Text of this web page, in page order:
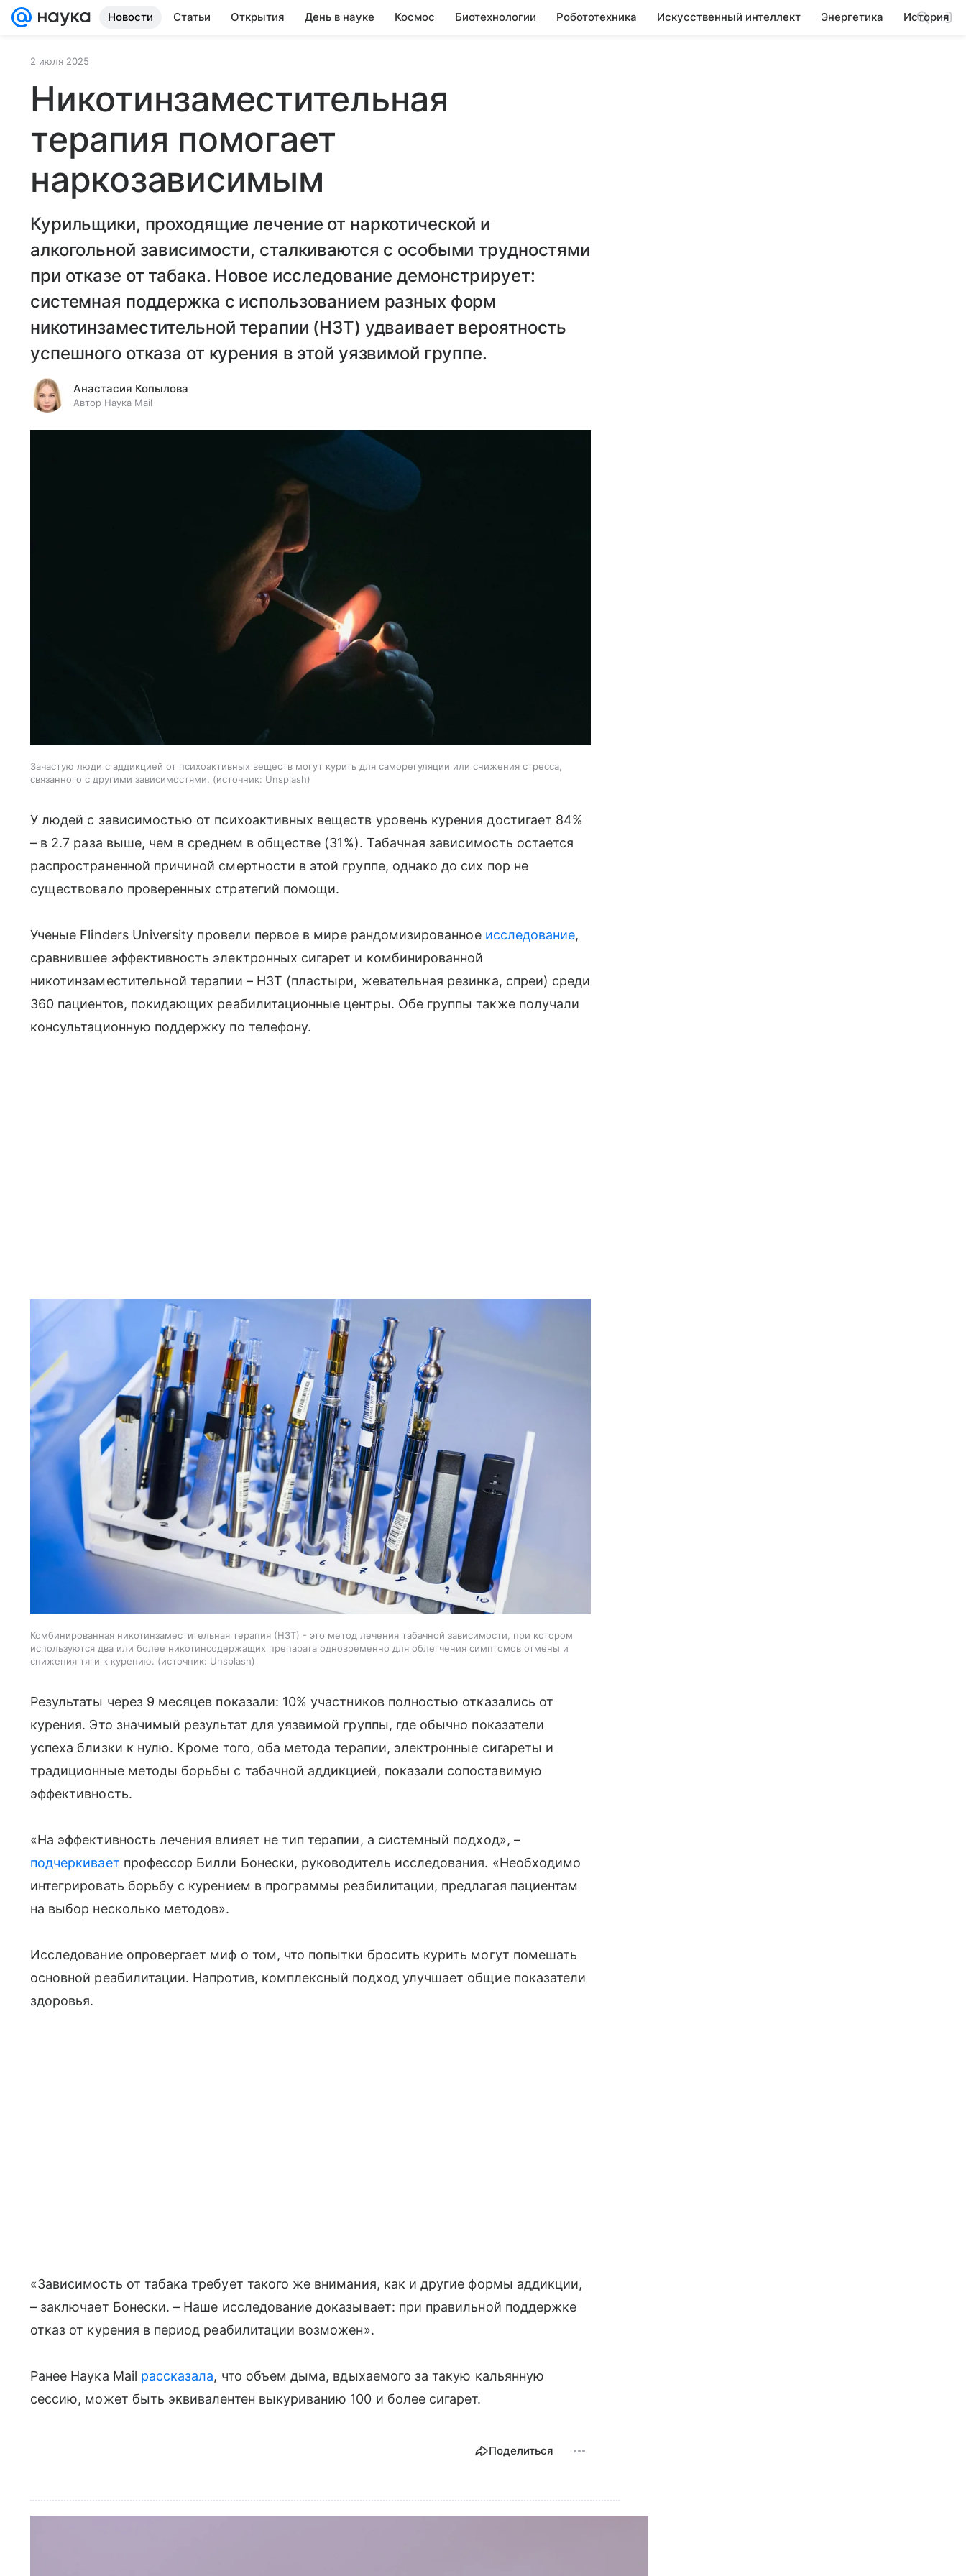
Новости Статьи Открытия День в науке Космос Биотехнологии Робототехника Искусственный интеллект Энергетика История
2 июля 2025
Никотинзаместительная
терапия помогает
наркозависимым
Курильщики, проходящие лечение от наркотической и
алкогольной зависимости, сталкиваются с особыми трудностями
при отказе от табака. Новое исследование демонстрирует:
системная поддержка с использованием разных форм
никотинзаместительной терапии (НЗТ) удваивает вероятность
успешного отказа от курения в этой уязвимой группе.
Анастасия Копылова
Автор Наука Mail
Зачастую люди с аддикцией от психоактивных веществ могут курить для саморегуляции или снижения стресса,
связанного с другими зависимостями.
источник: Unsplash
У людей с зависимостью от психоактивных веществ уровень курения достигает 84%
– в 2.7 раза выше, чем в среднем в обществе (31%). Табачная зависимость остается
распространенной причиной смертности в этой группе, однако до сих пор не
существовало проверенных стратегий помощи.
Ученые Flinders University провели первое в мире рандомизированное исследование,
сравнившее эффективность электронных сигарет и комбинированной
никотинзаместительной терапии – НЗТ (пластыри, жевательная резинка, спреи) среди
360 пациентов, покидающих реабилитационные центры. Обе группы также получали
консультационную поддержку по телефону.
Комбинированная никотинзаместительная терапия (НЗТ) - это метод лечения табачной зависимости, при котором
используются два или более никотинсодержащих препарата одновременно для облегчения симптомов отмены и
снижения тяги к курению.
источник: Unsplash
Результаты через 9 месяцев показали: 10% участников полностью отказались от
курения. Это значимый результат для уязвимой группы, где обычно показатели
успеха близки к нулю. Кроме того, оба метода терапии, электронные сигареты и
традиционные методы борьбы с табачной аддикцией, показали сопоставимую
эффективность.
«На эффективность лечения влияет не тип терапии, а системный подход», –
подчеркивает профессор Билли Бонески, руководитель исследования. «Необходимо
интегрировать борьбу с курением в программы реабилитации, предлагая пациентам
на выбор несколько методов».
Исследование опровергает миф о том, что попытки бросить курить могут помешать
основной реабилитации. Напротив, комплексный подход улучшает общие показатели
здоровья.
«Зависимость от табака требует такого же внимания, как и другие формы аддикции,
– заключает Бонески. – Наше исследование доказывает: при правильной поддержке
отказ от курения в период реабилитации возможен».
Ранее Наука Mail рассказала, что объем дыма, вдыхаемого за такую кальянную
сессию, может быть эквивалентен выкуриванию 100 и более сигарет.
Поделиться